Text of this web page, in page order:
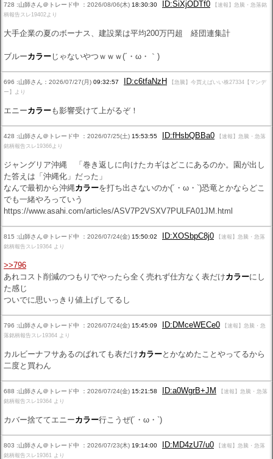
728 :山師さん＠トレード中 ：2026/08/06(木) 18:30:30 ID:SiXjODTf0
【速報】急騰・急落銘
柄報告スレ19402より
大手企業の夏のボーナス、建設業は平均200万円超 経団連集計
ブルーカラー じゃないやつｗｗｗ(´・ω・｀)
696 :山師さん：2026/07/27(月) 09:32:57 ID:c6tfaNzH
【急騰】今買えばいい株27334【マンデ
ー】より
エニーカラーも影響受けて上がるぞ！
428 :山師さん＠トレード中 ：2026/07/25(土) 15:53:55 ID:fHsbQBBa0
【速報】急騰・急落
銘柄報告スレ19366より
ジャングリア沖縄 「巻き返しに向けたカギはどこにあるのか。園が出し
た答えは「沖縄化」だった」
なんで最初から沖縄カラーを打ち出さないのか(´・ω・`)恐竜とかならどこ
でも一緒やろっていう
https://www.asahi.com/articles/ASV7P2VSXV7PULFA01JM.html
815 :山師さん＠トレード中 ：2026/07/24(金) 15:50:02 ID:XOSbpC8j0
【速報】急騰・急落
銘柄報告スレ19364 より
>>796
あれコスト削減のつもりでやったら全く売れず仕方なく表だけカラーにし
た感じ
ついでに思いっきり値上げしてるし
796 :山師さん＠トレード中 ：2026/07/24(金) 15:45:09 ID:DMceWECe0
【速報】急騰・急
落銘柄報告スレ19364 より
カルビーナフサあるのばれても表だけカラーとかなめたことやってるから
二度と買わん
688 :山師さん＠トレード中 ：2026/07/24(金) 15:21:58 ID:a0WgrB+JM
【速報】急騰・急落
銘柄報告スレ19364 より
カバー捨ててエニーカラー行こうぜ(´・ω・`)
803 :山師さん＠トレード中 ：2026/07/23(木) 19:14:00 ID:MD4zU7/u0
【速報】急騰・急落
銘柄報告スレ19361 より